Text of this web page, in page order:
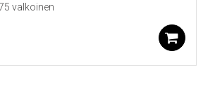
valkoinen